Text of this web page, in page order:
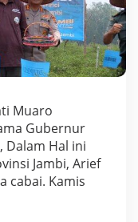
Muaro
Gubernur
Dalam Hal ini
Jambi, Arief
cabai. Kamis